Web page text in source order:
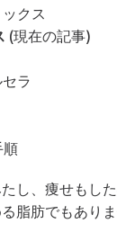
クス
(現在の記事)
ラ
順
し、痩せもし
脂肪でもありま